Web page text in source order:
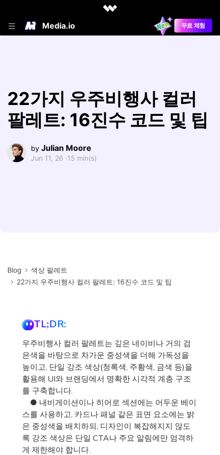
Media.io 무료 체험
22가지 우주비행사 컬러
팔레트: 16진수 코드 및 팁
by Julian Moore
Jun 11, 26 ·15 min(s)
Blog
색상 팔레트
22가지 우주비행사 컬러 팔레트: 16진수 코드 및 팁
TL;DR:
우주비행사 컬러 팔레트는 깊은 네이비나 거의 검
은색을 바탕으로 차가운 중성색을 더해 가독성을
높이고, 단일 강조 색상(청록색, 주황색, 금색 등)을
활용해 UI와 브랜딩에서 명확한 시각적 계층 구조
를 구축합니다.
● 내비게이션이나 히어로 섹션에는 어두운 베이
스를 사용하고, 카드나 패널 같은 표면 요소에는 밝
은 중성색을 배치하되, 디자인이 복잡해지지 않도
록 강조 색상은 단일 CTA나 주요 알림에만 엄격하
게 제한해야 합니다.